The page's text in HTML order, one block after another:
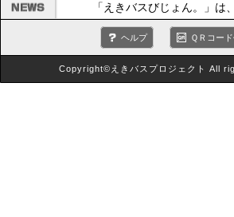
「えきバスびじょん。」は
ヘルプ ＱＲコー
Copyright©えきバスプロジェクト All